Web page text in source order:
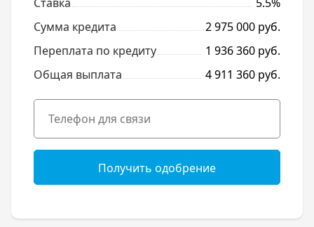
Сумма кредита
2 975 000 руб.
Переплата по кредиту
1 936 360 руб.
Общая выплата
4 911 360 руб.
Получить одобрение